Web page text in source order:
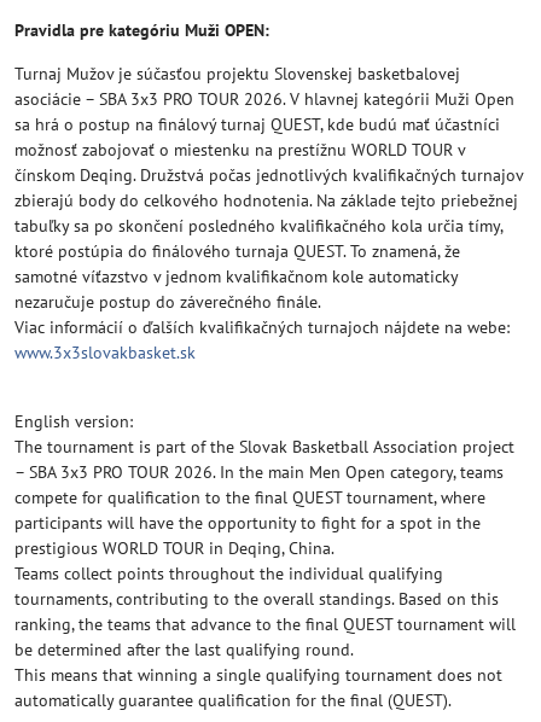
Pravidla pre kategóriu Muži OPEN:
Turnaj Mužov je súčasťou projektu Slovenskej basketbalovej
asociácie – SBA 3x3 PRO TOUR 2026. V hlavnej kategórii Muži Open
sa hrá o postup na finálový turnaj QUEST, kde budú mať účastníci
možnosť zabojovať o miestenku na prestížnu WORLD TOUR v
čínskom Deqing. Družstvá počas jednotlivých kvalifikačných turnajov
zbierajú body do celkového hodnotenia. Na základe tejto priebežnej
tabuľky sa po skončení posledného kvalifikačného kola určia tímy,
ktoré postúpia do finálového turnaja QUEST. To znamená, že
samotné víťazstvo v jednom kvalifikačnom kole automaticky
nezaručuje postup do záverečného finále.
Viac informácií o ďalších kvalifikačných turnajoch nájdete na webe:
www.3x3slovakbasket.sk
English version:
The tournament is part of the Slovak Basketball Association project
– SBA 3x3 PRO TOUR 2026. In the main Men Open category, teams
compete for qualification to the final QUEST tournament, where
participants will have the opportunity to fight for a spot in the
prestigious WORLD TOUR in Deqing, China.
Teams collect points throughout the individual qualifying
tournaments, contributing to the overall standings. Based on this
ranking, the teams that advance to the final QUEST tournament will
be determined after the last qualifying round.
This means that winning a single qualifying tournament does not
automatically guarantee qualification for the final (QUEST).